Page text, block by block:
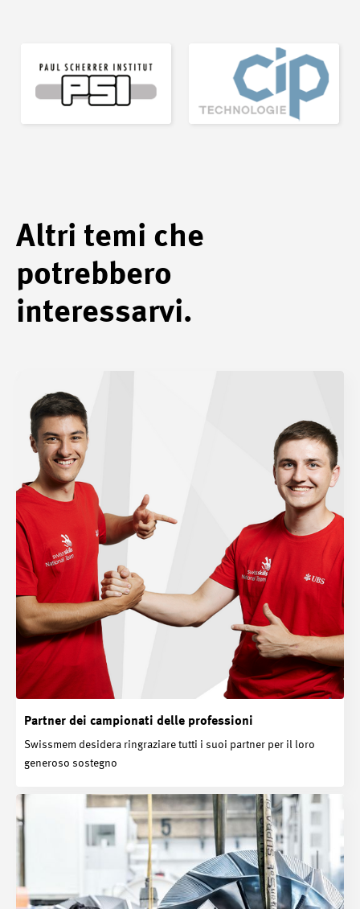
Altri temi che
potrebbero
interessarvi.
Partner dei campionati delle professioni
Swissmem desidera ringraziare tutti i suoi partner per il loro
generoso sostegno